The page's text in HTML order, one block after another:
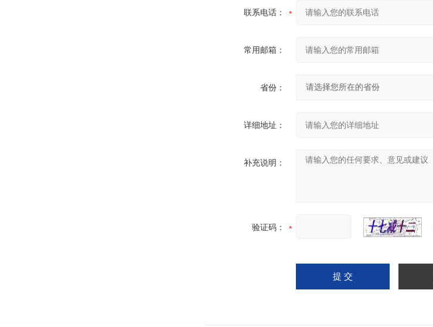
联系电话：
常用邮箱：
省份：
详细地址：
补充说明：
验证码：